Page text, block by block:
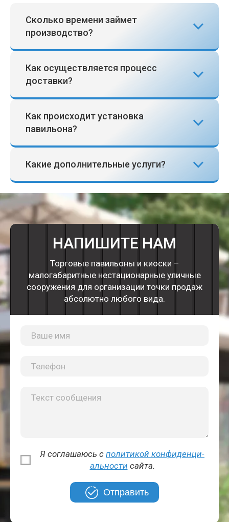
Сколько времени займет
производство?
Как осуществляется процесс
доставки?
Как происходит установка
павильона?
Какие дополнительные услуги?
НАПИШИТЕ НАМ
Торговые павильоны и киоски –
малогабаритные нестационарные уличные
сооружения для организации точки продаж
абсолютно любого вида.
Я соглашаюсь с политикой кон­фи­ден­ци­
аль­но­сти сайта.
Отправить